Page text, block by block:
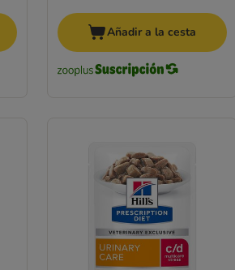
Añadir a la cesta